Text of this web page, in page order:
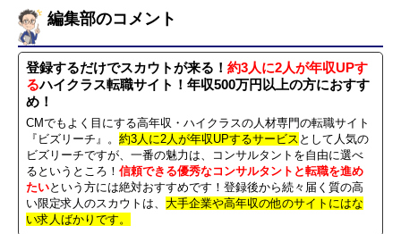
編集部のコメント
登録するだけでスカウトが来る！約3人に2人が年収UPす
るハイクラス転職サイト！年収500万円以上の方におすす
め！
CMでもよく目にする高年収・ハイクラスの人材専門の転職サイト
『ビズリーチ』。約3人に2人が年収UPするサービス として人気の
ビズリーチですが、一番の魅力は、コンサルタントを自由に選べ
るというところ！信頼できる優秀なコンサルタントと転職を進め
たいという方には絶対おすすめです！登録後から続々届く質の高
い限定求人のスカウトは、 大手企業や高年収の他のサイトにはな
い求人ばかりです。